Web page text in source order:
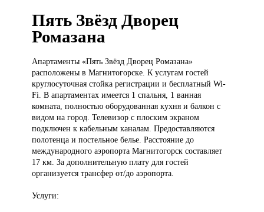
Пять Звёзд Дворец
Ромазана
Апартаменты «ПятьЗвёзд Дворец Ромазана»
расположены в Магнитогорске. К услугам гостей
круглосуточная стойка регистрации и бесплатный Wi-
Fi. В апартаментах имеется 1 спальня, 1 ванная
комната, полностью оборудованная кухня и балкон с
видом на город. Телевизор с плоским экраном
подключен к кабельным каналам. Предоставляются
полотенца и постельное белье. Расстояние до
международного аэропорта Магнитогорск составляет
17 км. За дополнительную плату для гостей
организуется трансфер от/до аэропорта.
Услуги: